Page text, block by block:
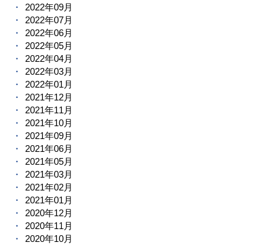
2022年09月
2022年07月
2022年06月
2022年05月
2022年04月
2022年03月
2022年01月
2021年12月
2021年11月
2021年10月
2021年09月
2021年06月
2021年05月
2021年03月
2021年02月
2021年01月
2020年12月
2020年11月
2020年10月